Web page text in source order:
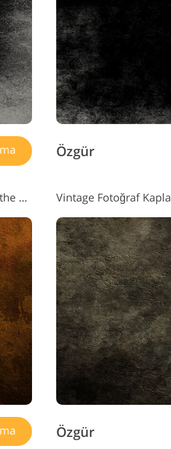
Özgür
Photoshop #7 için Vintage Kaplama "Blast from the Past" Vintage Fotoğraf
Özgür